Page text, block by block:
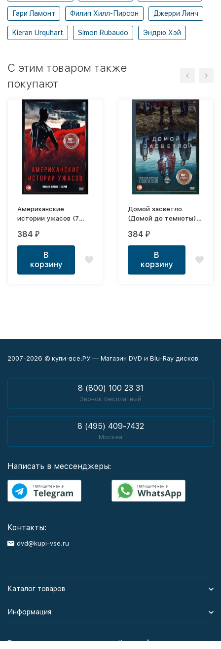
Гари Ламонт Филип Хилл-Пирсон Джерри Линч
Kieran Urquhart Simon Rubaudo Эндрю Хэй
C этим товаром также
покупают
Американские
истории ужасов (7
384 ₽
В
корзину
Домой засветло
(Домой до темноты)
серий, полная версия)
384 ₽
В
корзину
2007-2026 © купи-все.РУ — Магазин DVD и Blu-Ray дисков
8 (800) 100 23 31
Звонок бесплатный
8 (495) 409-7432
Москва
Написать в мессенджеры:
Контакты:
dvd@kupi-vse.ru
Каталог товаров
Информация
Политика персональных данных Карта сайта